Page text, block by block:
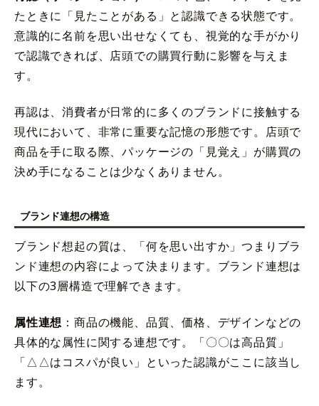
たときに「見たことがある」と認識できる状態です。
意識的に名前を思い出せなくても、視覚的な手がかり
で認識できれば、店頭での購買行動に影響を与えま
す。
再認は、消費者が日常的に多くのブランドに接触する
現代において、非常に重要な記憶の形態です。店頭で
商品を手に取る際、パッケージの「見覚え」が購買の
決め手になることは少なくありません。
ブランド連想の構造
ブランド想起の質は、「何を思い出すか」つまりブラ
ンド連想の内容によって決まります。ブランド連想は
以下の3層構造で理解できます。
属性連想 ：商品の機能、品質、価格、デザインなどの
具体的な属性に関する連想です。「〇〇は高品質」
「△△はコスパが良い」といった認識がここに該当し
ます。